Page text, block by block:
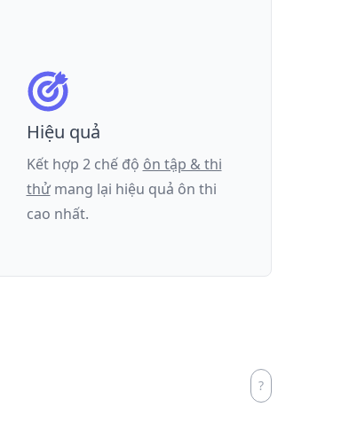
Hiệu quả
Kết hợp 2 chế độ ôn tập & thi
thửmang lại hiệu quả ôn thi
cao nhất.